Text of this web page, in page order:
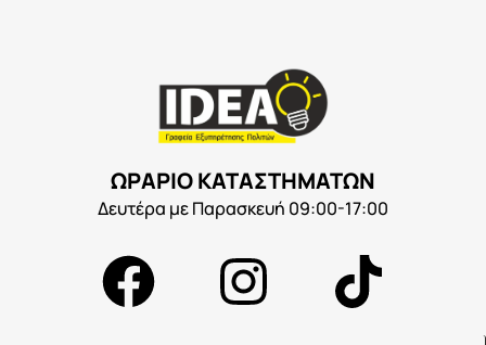
ΩΡΑΡΙΟ ΚΑΤΑΣΤΗΜΑΤΩΝ
Δευτέρα με Παρασκευή 09:00-17:00